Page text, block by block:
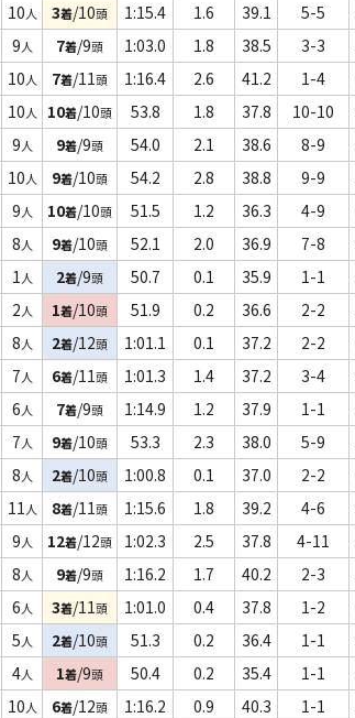
10人 3着/10頭 1:15.4 1.6 39.1 5-5
9人 7着/9頭 1:03.0 1.8 38.5 3-3
10人 7着/11頭 1:16.4 2.6 41.2 1-4
10人 10着/10頭 53.8 1.8 37.8 10-10
9人 9着/9頭 54.0 2.1 38.6 8-9
10人 9着/10頭 54.2 2.8 38.8 9-9
9人 10着/10頭 51.5 1.2 36.3 4-9
8人 9着/10頭 52.1 2.0 36.9 7-8
1人 2着/9頭 50.7 0.1 35.9 1-1
2人 1着/10頭 51.9 0.2 36.6 2-2
8人 2着/12頭 1:01.1 0.1 37.2 2-2
7人 6着/11頭 1:01.3 1.4 37.2 3-4
6人 7着/9頭 1:14.9 1.2 37.9 1-1
7人 9着/10頭 53.3 2.3 38.0 5-9
8人 2着/10頭 1:00.8 0.1 37.0 2-2
11人 8着/11頭 1:15.6 1.8 39.2 4-6
9人 12着/12頭 1:02.3 2.5 37.8 4-11
8人 9着/9頭 1:16.2 1.7 40.2 2-3
6人 3着/11頭 1:01.0 0.4 37.8 1-2
5人 2着/10頭 51.3 0.2 36.4 1-1
4人 1着/9頭 50.4 0.2 35.4 1-1
10人 6着/12頭 1:16.2 0.9 40.3 1-1